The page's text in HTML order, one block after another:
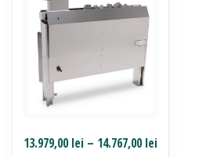
13.979,00lei – 14.767,00leiInterval